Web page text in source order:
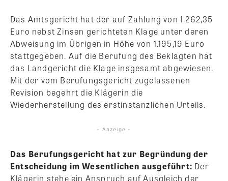
Das Amtsgericht hat der auf Zahlung von 1.262,35
Euro nebst Zinsen gerichteten Klage unter deren
Abweisung im Übrigen in Höhe von 1.195,19 Euro
stattgegeben. Auf die Berufung des Beklagten hat
das Landgericht die Klage insgesamt abgewiesen.
Mit der vom Berufungsgericht zugelassenen
Revision begehrt die Klägerin die
Wiederherstellung des erstinstanzlichen Urteils.
- Anzeige -
Das Berufungsgericht hat zur Begründung der
Entscheidung im Wesentlichen ausgeführt: Der
Klägerin stehe ein Anspruch auf Ausgleich der